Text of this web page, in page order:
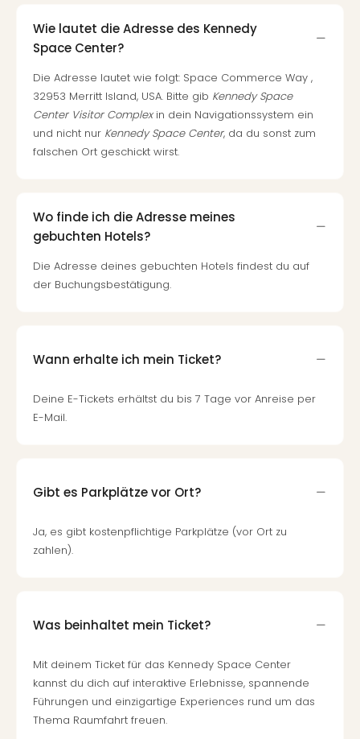
Wie lautet die Adresse des Kennedy
Space Center?
Die Adresse lautet wie folgt: Space Commerce Way ,
32953 Merritt Island, USA. Bitte gib Kennedy Space
Center Visitor Complexin dein Navigationssystem ein
und nicht nur Kennedy Space Center, da du sonst zum
falschen Ort geschickt wirst.
Wo finde ich die Adresse meines
gebuchten Hotels?
Die Adresse deines gebuchten Hotels findest du auf
der Buchungsbestätigung.
Wann erhalte ich mein Ticket?
Deine E-Tickets erhältst du bis 7 Tage vor Anreise per
E-Mail.
Gibt es Parkplätze vor Ort?
Ja, es gibt kostenpflichtige Parkplätze (vor Ort zu
zahlen).
Was beinhaltet mein Ticket?
Mit deinem Ticket für das Kennedy Space Center
kannst du dich auf interaktive Erlebnisse, spannende
Führungen und einzigartige Experiences rund um das
Thema Raumfahrt freuen.